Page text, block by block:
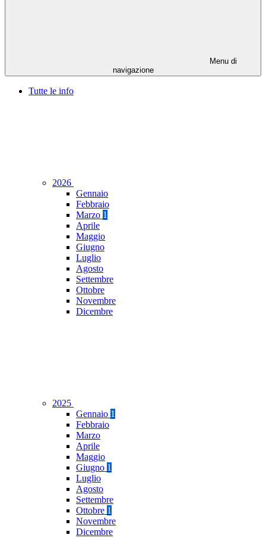
Menu di
navigazione
Tutte le info
2026
Gennaio
Febbraio
Marzo 1
Aprile
Maggio
Giugno
Luglio
Agosto
Settembre
Ottobre
Novembre
Dicembre
2025
Gennaio 1
Febbraio
Marzo
Aprile
Maggio
Giugno 1
Luglio
Agosto
Settembre
Ottobre 1
Novembre
Dicembre